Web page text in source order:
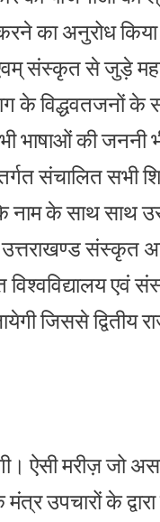
करने का अनुरोध
संस्कृत से जुड़े
के विद्धवतजनों
भाषाओं की जननी
संचालित सभी
नाम के साथ साथ
संस्कृत
एवं
जिससे द्वितीय
ऐसी मरीज़ जो
उपचारों के